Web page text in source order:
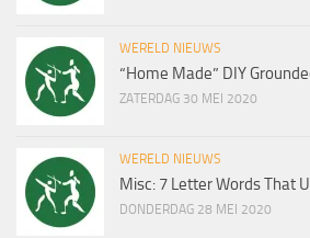
WERELD NIEUWS
“Home Made” DIY
ZATERDAG 30 MEI 2020
WERELD NIEUWS
Misc: 7 Letter Words That
DONDERDAG 28 MEI 2020